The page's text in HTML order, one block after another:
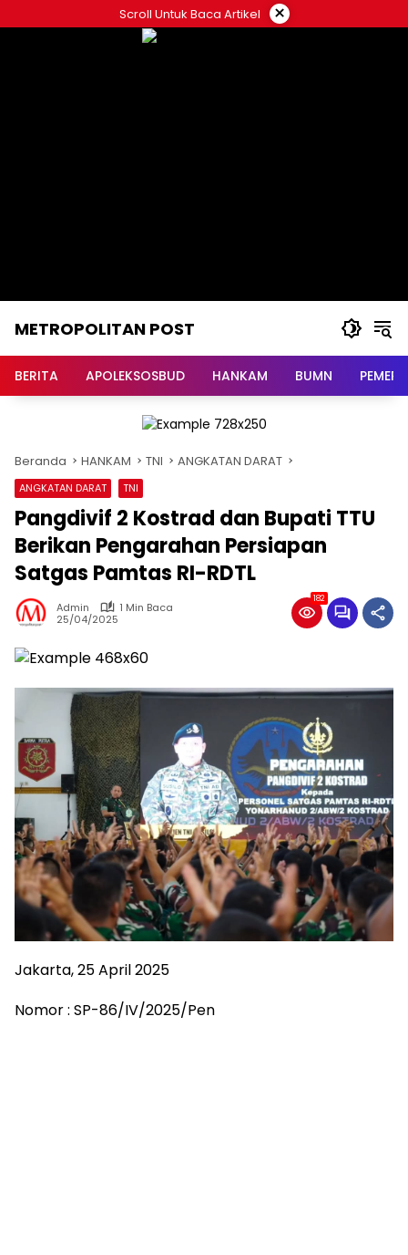
ke
Scroll Untuk Baca Artikel ×
METROPOLITAN POST
BERITA APOLEKSOSBUD HANKAM BUMN
Beranda HANKAM TNI ANGKATAN DARAT
ANGKATAN DARAT TNI
Pangdivif 2 Kostrad dan Bupati TTU
Berikan Pengarahan Persiapan
Satgas Pamtas RI-RDTL
Admin
1 Min Baca
25/04/2025
182
Jakarta, 25 April 2025
Nomor : SP-86/IV/2025/Pen